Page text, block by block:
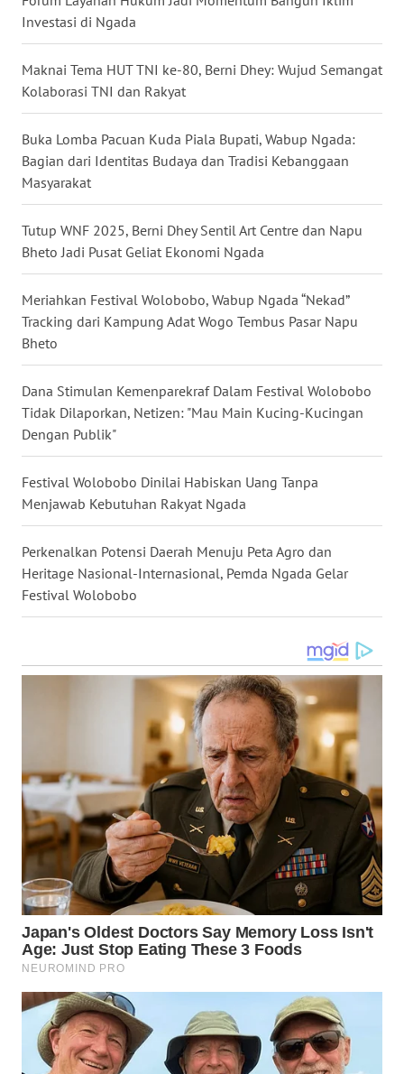
Investasi di Ngada
Maknai Tema HUT TNI ke-80, Berni Dhey: Wujud Semangat
Kolaborasi TNI dan Rakyat
Buka Lomba Pacuan Kuda Piala Bupati, Wabup Ngada:
Bagian dari Identitas Budaya dan Tradisi Kebanggaan
Masyarakat
Tutup WNF 2025, Berni Dhey Sentil Art Centre dan Napu
Bheto Jadi Pusat Geliat Ekonomi Ngada
Meriahkan Festival Wolobobo, Wabup Ngada “Nekad”
Tracking dari Kampung Adat Wogo Tembus Pasar Napu
Bheto
Dana Stimulan Kemenparekraf Dalam Festival Wolobobo
Tidak Dilaporkan, Netizen: "Mau Main Kucing-Kucingan
Dengan Publik"
Festival Wolobobo Dinilai Habiskan Uang Tanpa
Menjawab Kebutuhan Rakyat Ngada
Perkenalkan Potensi Daerah Menuju Peta Agro dan
Heritage Nasional-Internasional, Pemda Ngada Gelar
Festival Wolobobo
WN
KALTENG
WN
KALTARA
WN
WN
WN
SULSEL
GORONTALO
WN
WN
WN
MALUT
DAIRI
WN
NIAS
LANGKAT
WN
TAPANULI
SELATAN
WN
TANJUNG
LESUNG